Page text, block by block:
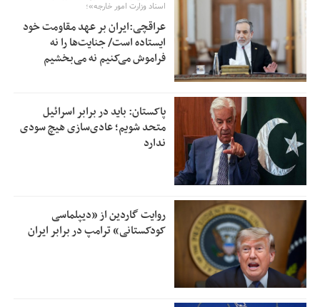
اسناد وزارت امور خارجه»؛
عراقچی:ایران بر عهد مقاومت خود
ایستاده است/ جنایت‌ها را نه
فراموش می‌کنیم نه می‌بخشیم
پاکستان: باید در برابر اسرائیل
متحد شویم؛ عادی‌سازی هیچ سودی
ندارد
روایت گاردین از «دیپلماسی
کودکستانی» ترامپ در برابر ایران